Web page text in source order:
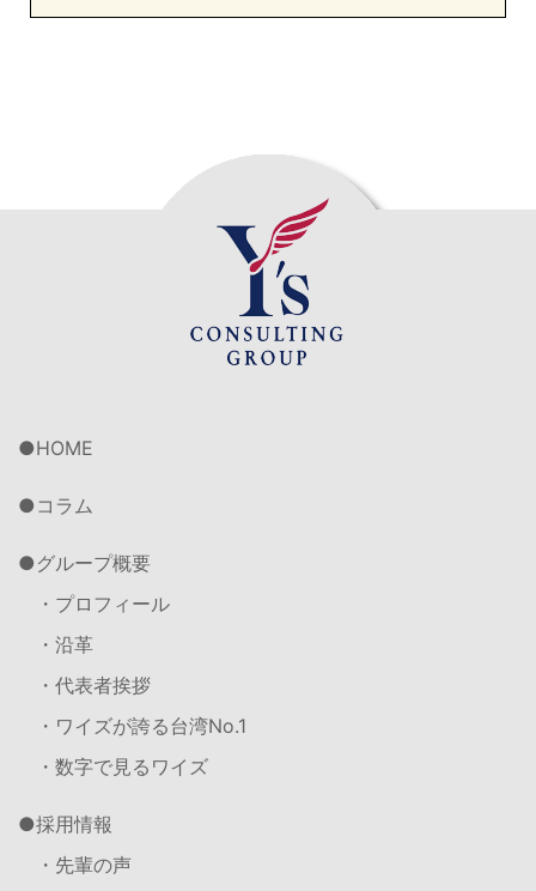
HOME
コラム
グループ概要
・プロフィール
・沿革
・代表者挨拶
・ワイズが誇る台湾No.1
・数字で見るワイズ
採用情報
・先輩の声